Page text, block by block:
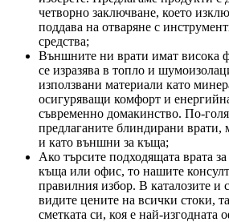
четворно заключване, което
поддава на отваряне с
средства;
Външните ни врати имат висока
се изразява в топло и
използвани материали като
осигуряващи комфорт и
съвременно домакинство. По-
предлаганите блиндирани врати,
и като външни за къща;
Ако търсите подходящата врата
къща или офис, то нашите
правилния избор. В каталозите и
видите цените на всички стоки,
сметката си, коя е най-изгодната